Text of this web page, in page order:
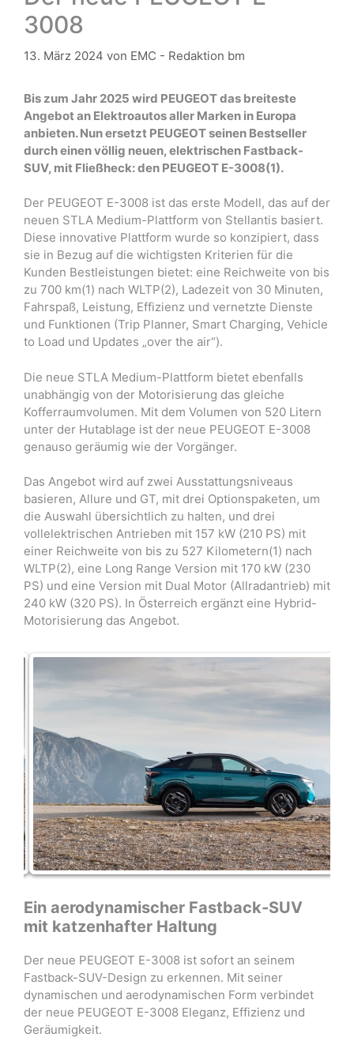
3008
13. März 2024 von EMC - Redaktion bm
Bis zum Jahr 2025 wird PEUGEOT das breiteste
Angebot an Elektroautos aller Marken in Europa
anbieten. Nun ersetzt PEUGEOT seinen Bestseller
durch einen völlig neuen, elektrischen Fastback-
SUV, mit Fließheck: den PEUGEOT E-3008(1).
Der PEUGEOT E-3008 ist das erste Modell, das auf der
neuen STLA Medium-Plattform von Stellantis basiert.
Diese innovative Plattform wurde so konzipiert, dass
sie in Bezug auf die wichtigsten Kriterien für die
Kunden Bestleistungen bietet: eine Reichweite von bis
zu 700 km(1) nach WLTP(2), Ladezeit von 30 Minuten,
Fahrspaß, Leistung, Effizienz und vernetzte Dienste
und Funktionen (Trip Planner, Smart Charging, Vehicle
to Load und Updates „over the air“).
Die neue STLA Medium-Plattform bietet ebenfalls
unabhängig von der Motorisierung das gleiche
Kofferraumvolumen. Mit dem Volumen von 520 Litern
unter der Hutablage ist der neue PEUGEOT E-3008
genauso geräumig wie der Vorgänger.
Das Angebot wird auf zwei Ausstattungsniveaus
basieren, Allure und GT, mit drei Optionspaketen, um
die Auswahl übersichtlich zu halten, und drei
vollelektrischen Antrieben mit 157 kW (210 PS) mit
einer Reichweite von bis zu 527 Kilometern(1) nach
WLTP(2), eine Long Range Version mit 170 kW (230
PS) und eine Version mit Dual Motor (Allradantrieb) mit
240 kW (320 PS). In Österreich ergänzt eine Hybrid-
Motorisierung das Angebot.
Ein aerodynamischer Fastback-SUV
mit katzenhafter Haltung
Der neue PEUGEOT E-3008 ist sofort an seinem
Fastback-SUV-Design zu erkennen. Mit seiner
dynamischen und aerodynamischen Form verbindet
der neue PEUGEOT E-3008 Eleganz, Effizienz und
Geräumigkeit.